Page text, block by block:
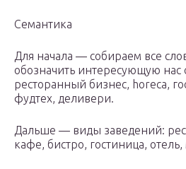
Семантика
Для начала — собираем все
обозначить интересующую нас
ресторанный бизнес, horeca,
фудтех, деливери.
Дальше — виды заведений:
кафе, бистро, гостиница, отель,